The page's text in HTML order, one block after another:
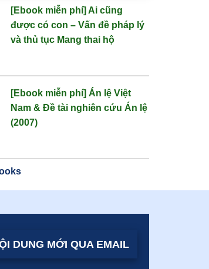
[Ebook miễn phí] Ai cũng
được có con – Vấn đề pháp lý
và thủ tục Mang thai hộ
[Ebook miễn phí] Án lệ Việt
Nam & Đề tài nghiên cứu Án lệ
(2007)
DUNG MỚI QUA EMAIL